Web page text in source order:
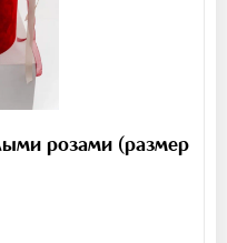
розами (размер